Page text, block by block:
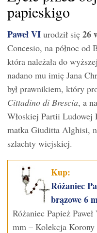
papieskigo
Paweł VI urodził się 26
Concesio, na północ od
która należała do
nadano mu imię Jana
był prawnikiem, który
Cittadino di Brescia, a
Włoskiej Partii Ludowej
matka Giuditta Alghisi,
szlachty wiejskiej.
Kup:
Różaniec
brązowe 6
Różaniec Papież
mm – Kolekcja